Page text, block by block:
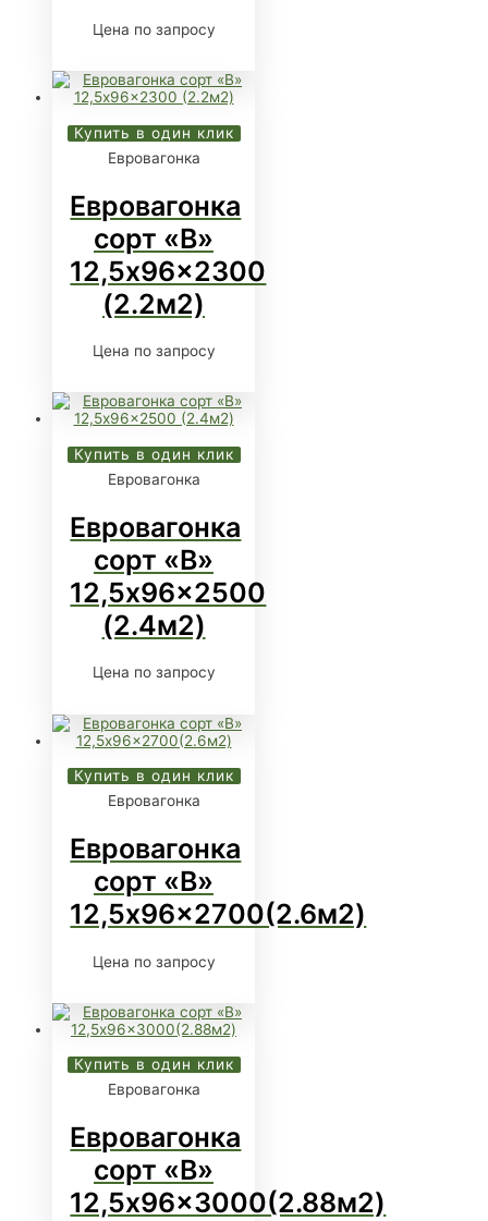
Цена по запросу
Купить в один клик
Евровагонка
Евровагонка
сорт «В»
12,5x96x2300
(2.2м2)
Цена по запросу
Купить в один клик
Евровагонка
Евровагонка
сорт «В»
12,5x96x2500
(2.4м2)
Цена по запросу
Купить в один клик
Евровагонка
Евровагонка
сорт «В»
12,5x96x2700(2.6м2)
Цена по запросу
Купить в один клик
Евровагонка
Евровагонка
сорт «В»
12,5x96x3000(2.88м2)